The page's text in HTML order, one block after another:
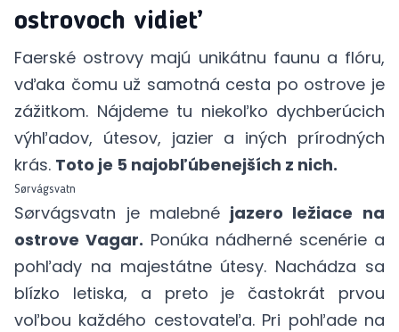
ostrovoch vidieť
Faerské ostrovy majú unikátnu faunu a flóru,
vďaka čomu už samotná cesta po ostrove je
zážitkom. Nájdeme tu niekoľko dychberúcich
výhľadov, útesov, jazier a iných prírodných
krás. Toto je 5 najobľúbenejších z nich.
Sørvágsvatn
Sørvágsvatn je malebné jazero ležiace na
ostrove Vagar. Ponúka nádherné scenérie a
pohľady na majestátne útesy. Nachádza sa
blízko letiska, a preto je častokrát prvou
voľbou každého cestovateľa. Pri pohľade na